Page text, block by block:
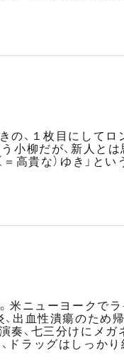
の、１枚目にし
小柳だが、新人
高貴な）ゆき」と
米ニューヨーク
出血性潰瘍のた
奏、七三分けにメ
ドラッグはしっかり